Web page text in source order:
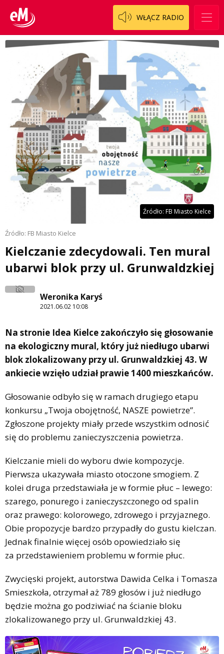
WŁĄCZ RADIO
Źródło: FB Miasto Kielce
Źródło: FB Miasto Kielce
Kielczanie zdecydowali. Ten mural
ubarwi blok przy ul. Grunwaldzkiej
Weronika Karyś
2021.06.02 10:08
Na stronie Idea Kielce zakończyło się głosowanie
na ekologiczny mural, który już niedługo ubarwi
blok zlokalizowany przy ul. Grunwaldzkiej 43. W
ankiecie wzięło udział prawie 1400 mieszkańców.
Głosowanie odbyło się w ramach drugiego etapu
konkursu „Twoja obojętność, NASZE powietrze”.
Zgłoszone projekty miały przede wszystkim odnosić
się do problemu zanieczyszczenia powietrza.
Kielczanie mieli do wyboru dwie kompozycje.
Pierwsza ukazywała miasto otoczone smogiem. Z
kolei druga przedstawiała je w formie płuc – lewego:
szarego, ponurego i zanieczyszczonego od spalin
oraz prawego: kolorowego, zdrowego i przyjaznego.
Obie propozycje bardzo przypadły do gustu kielczan.
Jednak finalnie więcej osób opowiedziało się
za przedstawieniem problemu w formie płuc.
Zwycięski projekt, autorstwa Dawida Celka i Tomasza
Smieszkoła, otrzymał aż 789 głosów i już niedługo
będzie można go podziwiać na ścianie bloku
zlokalizowanego przy ul. Grunwaldzkiej 43.